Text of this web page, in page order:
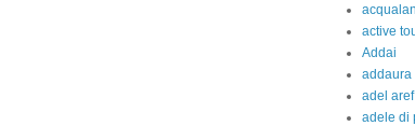
active
Addai
addaura
adel aref
adele di